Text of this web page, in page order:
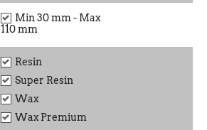
Min 30 mm - Max
110 mm
Resin
Super Resin
Wax
Wax Premium